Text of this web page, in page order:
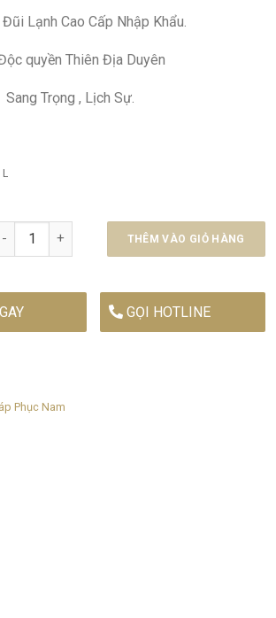
Lạnh Cao Cấp Nhập Khẩu.
quyền Thiên Địa Duyên
Trọng , Lịch Sự.
L
Đắc Nhân Tâm số lượng
THÊM VÀO GIỎ HÀNG
GỌI HOTLINE
Phục Nam